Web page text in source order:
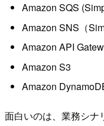
Amazon SQS
Amazon SNS（
Amazon API
Amazon S3
Amazon
面白いのは、業務シナ